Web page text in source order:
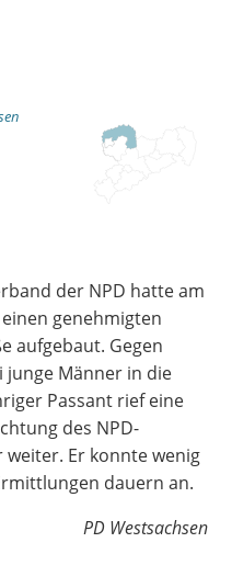
English
Français
Português
Türkçe Việt
der NPD hatte am
genehmigten
aufgebaut. Gegen
junge Männer in die
Passant rief eine
des NPD-
weiter. Er konnte wenig
dauern an.
PD Westsachsen